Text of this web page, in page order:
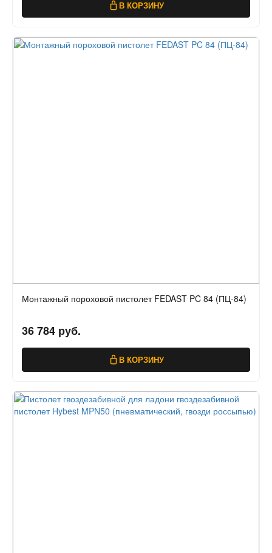
В КОРЗИНУ
Монтажный пороховой пистолет FEDAST PC 84 (ПЦ-84)
36 784 руб.
В КОРЗИНУ